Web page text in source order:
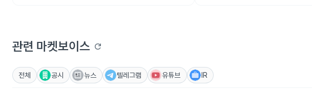
관련 마켓보이스 refresh
전체 공시 뉴스 텔레그램 유튜브 IR